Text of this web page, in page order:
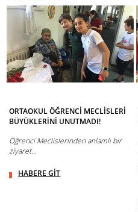
ORTAOKUL ÖĞRENCİ MECLİSLERİ
BÜYÜKLERİNİ UNUTMADI!
Öğrenci Meclislerinden anlamlı bir
ziyaret…
HABERE GİT